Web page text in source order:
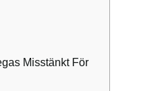
Misstänkt För